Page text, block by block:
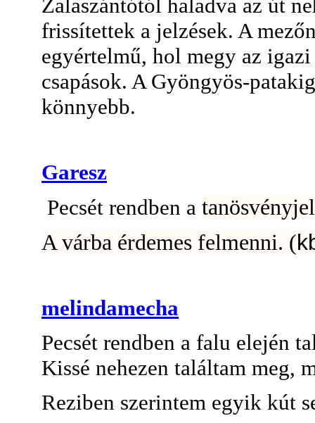
Zalaszántótól haladva az út
frissítettek a jelzések. A
egyértelmű, hol megy az
csapások. A Gyöngyös-
könnyebb.
Garesz
Pecsét rendben a
A várba érdemes felmenni. (
melindamecha
Pecsét rendben a falu elején
Kissé nehezen találtam meg,
Reziben szerintem egyik kút